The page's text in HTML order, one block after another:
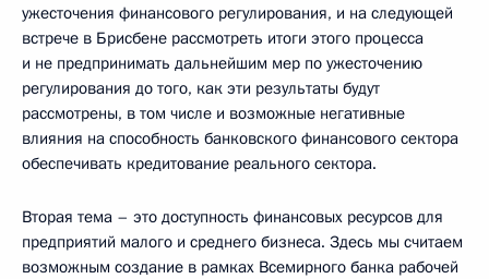
ужесточения финансового регулирования, и на следующей
встрече в Брисбене рассмотреть итоги этого процесса
и не предпринимать дальнейшим мер по ужесточению
регулирования до того, как эти результаты будут
рассмотрены, в том числе и возможные негативные
влияния на способность банковского финансового сектора
обеспечивать кредитование реального сектора.
Вторая тема – это доступность финансовых ресурсов для
предприятий малого и среднего бизнеса. Здесь мы считаем
возможным создание в рамках Всемирного банка рабочей